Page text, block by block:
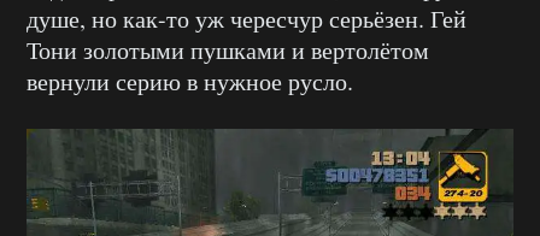
душе, но как-то уж чересчур серьёзен. Гей
Тони золотыми пушками и вертолётом
вернули серию в нужное русло.